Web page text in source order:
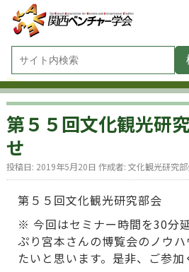
第５５回文化観光研
せ
投稿日: 2019年5月20日 作成者: 文化観光研究
第５５回文化観光研究部会
※ 今回はセミナー時間を30分
ぷり宮本さんの博覧会のノウ
たいと思います。是非、ご参加